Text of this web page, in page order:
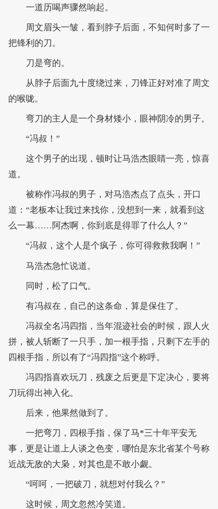
一道历喝声骤然响起。
周文眉头一皱，看到脖子后面，不知何时多了一
把锋利的刀。
刀是弯的。
从脖子后面九十度绕过来，刀锋正好对准了周文
的喉咙。
弯刀的主人是一个身材矮小，眼神阴冷的男子。
“冯叔！”
这个男子的出现，顿时让马浩杰眼睛一亮，惊喜
道。
被称作冯叔的男子，对马浩杰点了点头，开口
道：“老板本让我过来找你，没想到一来，就看到这
么一幕……阿杰啊，你到底是得罪了什么人？”
“冯叔，这个人是个疯子，你可得救救我啊！”
马浩杰急忙说道。
同时，松了口气。
有冯叔在，自己的这条命，算是保住了。
冯叔全名冯四指，当年混迹社会的时候，跟人火
拼，被人斩断了一只手，加一根手指，只剩下左手的
四根手指，所以有了“冯四指”这个称呼。
冯四指喜欢玩刀，残废之后更是下定决心，要将
刀玩得出神入化。
后来，他果然做到了。
一把弯刀，四根手指，保了马*三十年平安无
事，更是让道上人谈之色变，哪怕是东北省某个号称
近战无敌的大枭，对其也是不敢小觑。
“呵呵，一把破刀，就想对付我么？”
这时候，周文忽然冷笑道。